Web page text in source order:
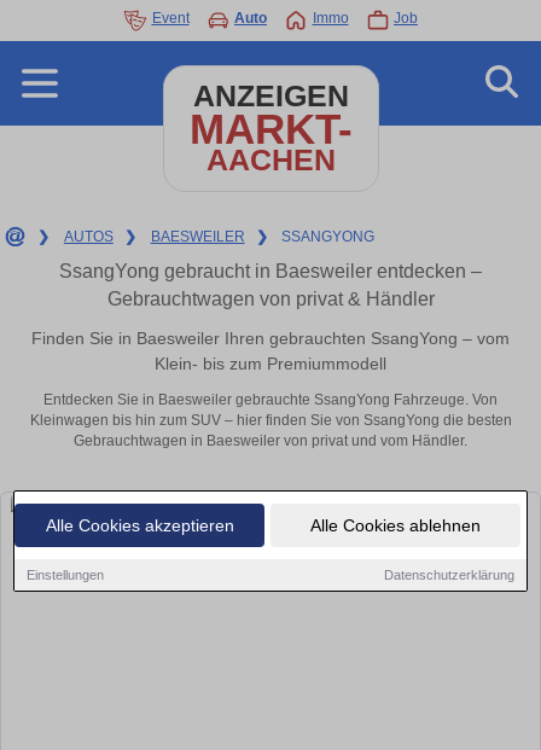
Alle Cookies akzeptieren Alle Cookies ablehnen
Einstellungen Datenschutzerklärung
Event Auto Immo Job
ANZEIGEN
MARKT-
AACHEN
❯ AUTOS ❯ BAESWEILER ❯ SSANGYONG
SsangYong gebraucht in Baesweiler entdecken –
Gebrauchtwagen von privat & Händler
Finden Sie in Baesweiler Ihren gebrauchten SsangYong – vom
Klein- bis zum Premiummodell
Entdecken Sie in Baesweiler gebrauchte SsangYong Fahrzeuge. Von
Kleinwagen bis hin zum SUV – hier finden Sie von SsangYong die besten
Gebrauchtwagen in Baesweiler von privat und vom Händler.